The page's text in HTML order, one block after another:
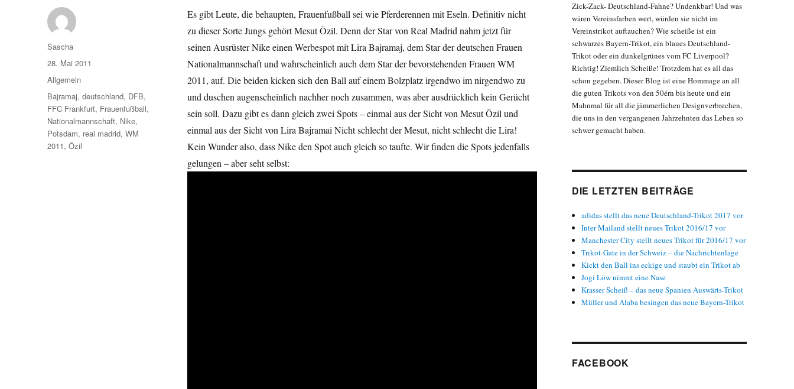
Es gibt Leute, die behaupten, Frauenfußball sei wie Pferderennen mit Eseln. Definitiv nicht
zu dieser Sorte Jungs gehört Mesut Özil. Denn der Star von Real Madrid nahm jetzt für
seinen Ausrüster Nike einen Werbespot mit Lira Bajramaj, dem Star der deutschen Frauen
Nationalmannschaft und wahrscheinlich auch dem Star der bevorstehenden Frauen WM
2011, auf. Die beiden kicken sich den Ball auf einem Bolzplatz irgendwo im nirgendwo zu
und duschen augenscheinlich nachher noch zusammen, was aber ausdrücklich kein Gerücht
sein soll. Dazu gibt es dann gleich zwei Spots – einmal aus der Sicht von Mesut Özil und
einmal aus der Sicht von Lira Bajramai Nicht schlecht der Mesut, nicht schlecht die Lira!
Kein Wunder also, dass Nike den Spot auch gleich so taufte. Wir finden die Spots jedenfalls
gelungen – aber seht selbst:
Autor
Sascha
Veröffentlicht
am
28. Mai 2011
Kategorien
Allgemein
Schlagwörter
Bajramaj,deutschland, DFB,
FFC Frankfurt, Frauenfußball,
Nationalmannschaft, Nike,
Potsdam, real madrid,WM
2011,Özil
Zick-Zack- Deutschland-Fahne? Undenkbar! Und was
wären Vereinsfarben wert, würden sie nicht im
Vereinstrikot auftauchen? Wie scheiße ist ein
schwarzes Bayern-Trikot, ein blaues Deutschland-
Trikot oder ein dunkelgrünes vom FC Liverpool?
Richtig! Ziemlich Scheiße! Trotzdem hat es all das
schon gegeben. Dieser Blog ist eine Hommage an all
die guten Trikots von den 50érn bis heute und ein
Mahnmal für all die jämmerlichen Designverbrechen,
die uns in den vergangenen Jahrzehnten das Leben so
schwer gemacht haben.
DIE LETZTEN BEITRÄGE
adidas stellt das neue Deutschland-Trikot 2017 vor
Inter Mailand stellt neues Trikot 2016/17 vor
Manchester City stellt neues Trikot für 2016/17 vor
Trikot-Gate in der Schweiz – die Nachrichtenlage
Kickt den Ball ins eckige und staubt ein Trikot ab
Jogi Löw nimmt eine Nase
Krasser Scheiß – das neue Spanien Auswärts-Trikot
Müller und Alaba besingen das neue Bayern-Trikot
FACEBOOK